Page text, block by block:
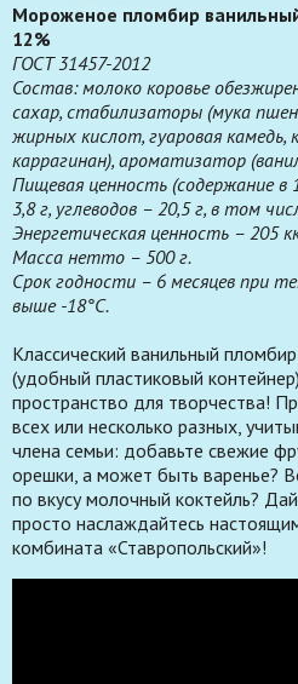
Мороженое пломбир
12%
ГОСТ 31457-2012
Состав: молоко коровье
сахар, стабилизаторы (мука
жирных кислот, гуаровая камедь,
каррагинан), ароматизатор
Пищевая ценность (содержание в
3,8 г, углеводов – 20,5 г, в том
Энергетическая ценность – 205
Масса нетто – 500 г.
Срок годности – 6 месяцев при
выше -18°С.
Классический ванильный
(удобный пластиковый
пространство для творчества!
всех или несколько разных,
члена семьи: добавьте свежие
орешки, а может быть варенье?
по вкусу молочный коктейль?
просто наслаждайтесь
комбината «Ставропольский»!